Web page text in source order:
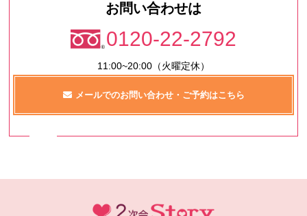
お問い合わせは
0120-22-2792
11:00~20:00（火曜定休）
メールでのお問い合わせ・ご予約はこちら